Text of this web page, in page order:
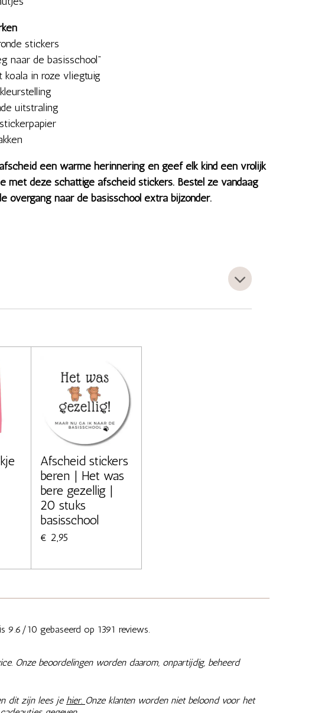
stickers
naar de basisschool”
koala in roze vliegtuig
uitstraling
een warme herinnering en geef elk kind een vrolijk
met deze schattige afscheid stickers. Bestel ze vandaag
overgang naar de basisschool extra bijzonder.
Afscheid stickers
beren | Het was
bere gezellig |
20 stuks
basisschool
€ 2,95
is 9.6/10 gebaseerd op 1391 reviews.
Onze beoordelingen worden daarom, onpartijdig, beheerd
dit zijn lees je hier. Onze klanten worden niet beloond voor het